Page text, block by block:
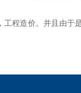
程造价。并且由于